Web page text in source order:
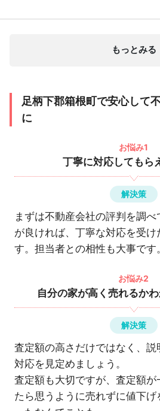
もっとみる
足柄下郡箱根町で安心して
に
お悩み1
丁寧に対応してもら
解決策
まずは不動産会社の評判を調
が良ければ、丁寧な対応を受け
す。担当者との相性も大事です。
お悩み2
自分の家が高く売れるか
解決策
査定額の高さだけではなく、
対応を見定めましょう。
査定額も大切ですが、査定額
たら思うように売れずに値下